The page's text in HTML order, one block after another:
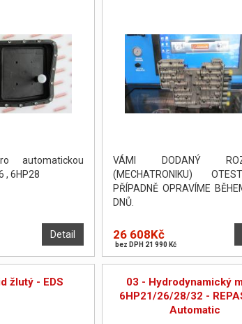
automatickou
, 6HP28
Detail
VÁMI DODANÝ
(MECHATRONIKU)
PŘÍPADNĚ OPRAVÍME
DNŮ.
26 608Kč
bez DPH 21 990 Kč
žlutý - EDS
03 - Hydrodynamický
6HP21/26/28/32 -
Automatic